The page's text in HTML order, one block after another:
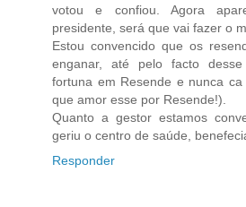
votou e confiou. Agora
presidente, será que vai fazer o
Estou convencido que os
enganar, até pelo facto
fortuna em Resende e nunca
que amor esse por Resende!).
Quanto a gestor estamos
geriu o centro de saúde,
Responder